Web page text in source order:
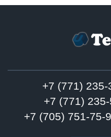
+7 (771) 235-
+7 (771)
+7 (705) 751-75-